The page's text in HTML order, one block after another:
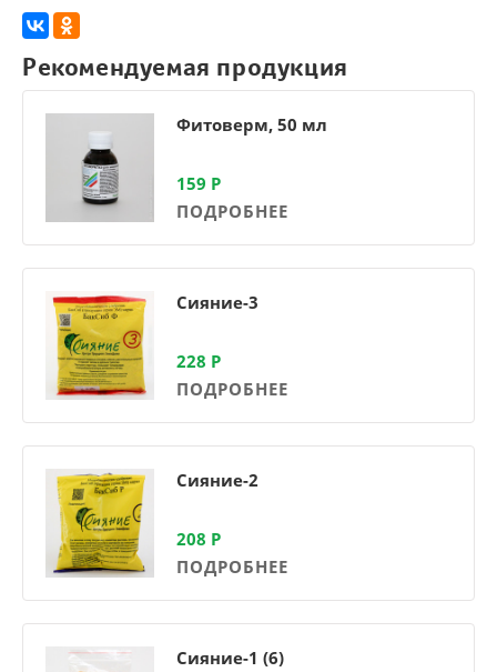
Рекомендуемая продукция
Фитоверм, 50 мл
159 Р
ПОДРОБНЕЕ
Сияние-3
228 Р
ПОДРОБНЕЕ
Сияние-2
208 Р
ПОДРОБНЕЕ
Сияние-1 (6)